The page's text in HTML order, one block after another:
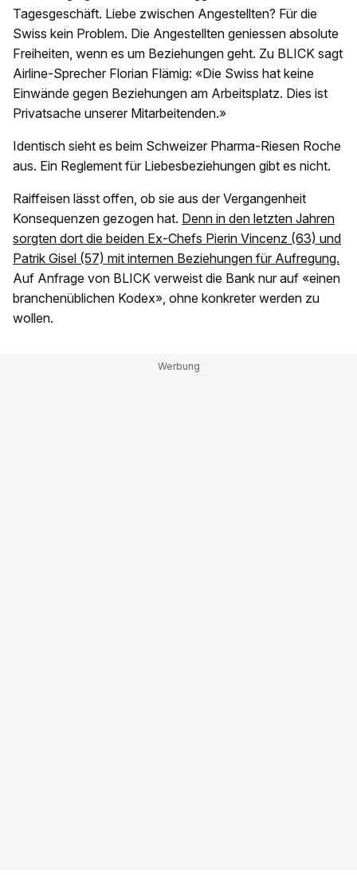
Tagesgeschäft. Liebe zwischen Angestellten? Für die
Swiss kein Problem. Die Angestellten geniessen absolute
Freiheiten, wenn es um Beziehungen geht. Zu BLICK sagt
Airline-Sprecher Florian Flämig: «Die Swiss hat keine
Einwände gegen Beziehungen am Arbeitsplatz. Dies ist
Privatsache unserer Mitarbeitenden.»
Identisch sieht es beim Schweizer Pharma-Riesen Roche
aus. Ein Reglement für Liebesbeziehungen gibt es nicht.
Raiffeisen lässt offen, ob sie aus der Vergangenheit
Konsequenzen gezogen hat. Denn in den letzten Jahren
sorgten dort die beiden Ex-Chefs Pierin Vincenz (63) und
Patrik Gisel (57) mit internen Beziehungen für Aufregung.
Auf Anfrage von BLICK verweist die Bank nur auf «einen
branchenüblichen Kodex», ohne konkreter werden zu
wollen.